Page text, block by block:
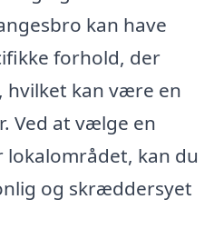
kan have
forhold, der
kan være en
Ved at vælge en
kan du
og skræddersyet